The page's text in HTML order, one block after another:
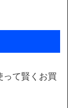
って賢くお買